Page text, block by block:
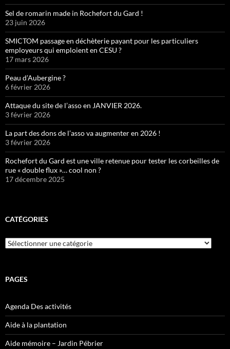
Sel de romarin made in Rochefort du Gard !
23 juin 2026
SMICTOM passage en déchèterie payant pour les particuliers
employeurs qui emploient en CESU ?
17 mars 2026
Peau d’Aubergine ?
6 février 2026
Attaque du site de l’asso en JANVIER 2026.
3 février 2026
La part des dons de l’asso va augmenter en 2026 !
3 février 2026
Rochefort du Gard est une ville retenue pour tester les corbeilles de
rue « double flux »… cool non ?
17 décembre 2025
CATÉGORIES
Catégories
PAGES
Agenda Des activités
Aide à la plantation
Aide mémoire – Jardin Pébrier